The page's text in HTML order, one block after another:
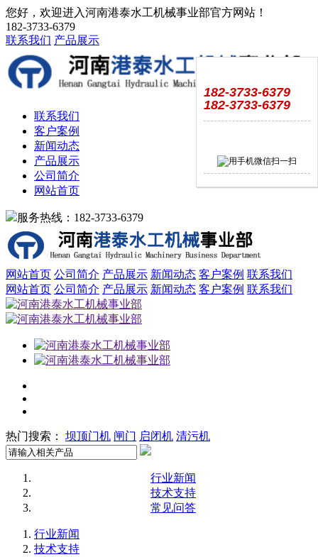
您好，欢迎进入河南港泰水工机械事业部官方网站！
182-3733-6379
联系我们 产品展示
联系我们
客户案例
新闻动态
产品展示
公司简介
网站首页
服务热线：182-3733-6379
网站首页 公司简介 产品展示 新闻动态 客户案例 联系我们
网站首页 公司简介 产品展示 新闻动态 客户案例 联系我们
热门搜索： 坝顶门机 闸门 启闭机 清污机
行业新闻
技术支持
常见问答
行业新闻
技术支持
182-3733-6379
182-3733-6379